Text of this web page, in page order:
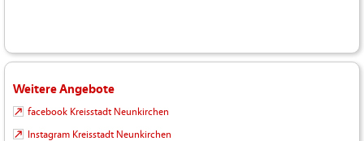
Weitere Angebote
facebook Kreisstadt Neunkirchen
Instagram Kreisstadt Neunkirchen